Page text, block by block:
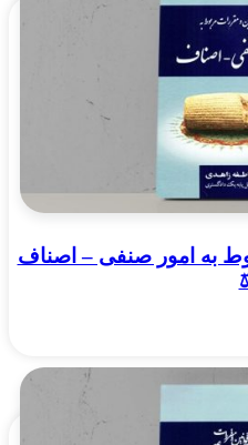
به امور صنفی – اصناف
11,700 تومان